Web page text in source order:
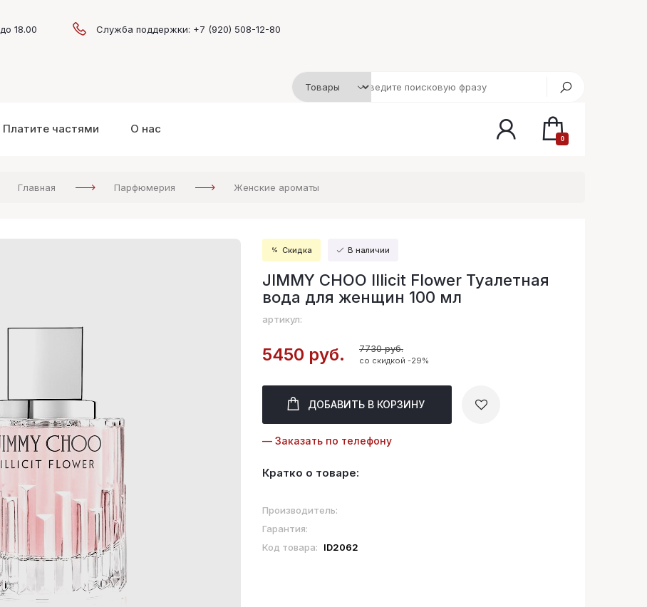
18.00 Служба поддержки: +7 (920) 508-12-80
Платите частями О нас
0
Главная Парфюмерия Женские ароматы
Скидка В наличии
JIMMY CHOO Illicit Flower Туалетная
вода для женщин 100 мл
артикул:
5450 руб. 7730 руб.
со скидкой -29%
ДОБАВИТЬ В КОРЗИНУ
— Заказать по телефону
Кратко о товаре:
Производитель:
Гарантия:
Код товара:
ID2062